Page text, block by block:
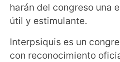
harán del congreso una
útil y estimulante.
Interpsiquis es un
con reconocimiento